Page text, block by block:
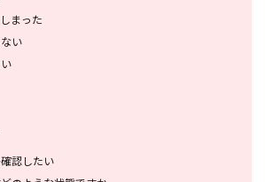
まった
い
認したい